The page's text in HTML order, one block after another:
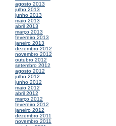
agosto 2013
julho 2013
junho 2013
maio 2013
abril 2013
março 2013
fevereiro 2013
janeiro 2013
dezembro 2012
novembro 2012
outubro 2012
setembro 2012
agosto 2012
julho 2012
junho 2012
maio 2012
abril 2012
março 2012
fevereiro 2012
janeiro 2012
dezembro 2011
novembro 2011